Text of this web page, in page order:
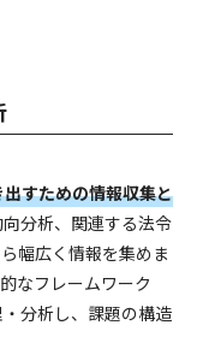
すための情報収集と
分析、関連する法令
幅広く情報を集めま
なフレームワーク
・分析し、課題の構造